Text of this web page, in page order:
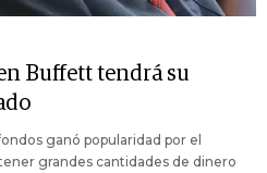
Buffett tendrá su
ganó popularidad por el
grandes cantidades de dinero